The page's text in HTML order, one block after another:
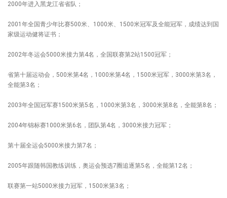
2000年进入黑龙江省省队；
2001年全国青少年比赛500米、1000米、1500米冠军及全能冠军，成绩达到国
家级运动健将证书；
2002年冬运会5000米接力第4名，全国联赛第2站1500冠军；
省第十届运动会，500米第4名，1000米第4名，1500米冠军，3000米第3名，
全能第3名；
2003年全国冠军赛1500米第5名，1000米第3名，3000米第8名，全能第8名；
2004年锦标赛1000米第6名，团队第4名，3000米接力冠军；
第十届全运会5000米接力第7名；
2005年跟随韩国教练训练，奥运会预选7圈追逐第5名，全能第12名；
联赛第一站5000米接力冠军，1500米第3名；